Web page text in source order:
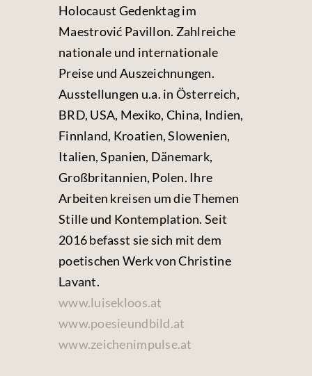
Holocaust Gedenktag im
Maestrović Pavillon. Zahlreiche
nationale und internationale
Preise und Auszeichnungen.
Ausstellungen u.a. in Österreich,
BRD, USA, Mexiko, China, Indien,
Finnland, Kroatien, Slowenien,
Italien, Spanien, Dänemark,
Großbritannien, Polen. Ihre
Arbeiten kreisen um die Themen
Stille und Kontemplation. Seit
2016 befasst sie sich mit dem
poetischen Werk von Christine
Lavant.
www.luisekloos.at
www.poesieundbild.at
www.zeichenimpulse.at